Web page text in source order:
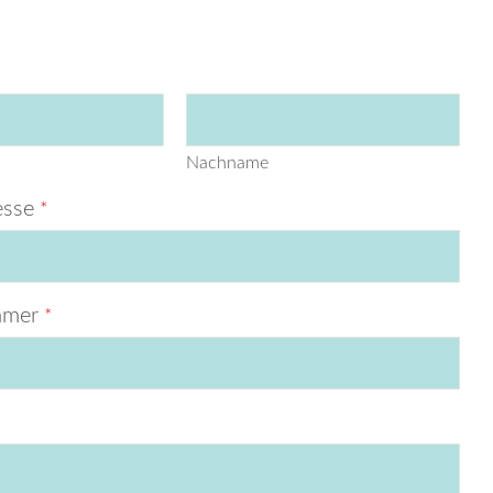
Nach­na­me
*
*